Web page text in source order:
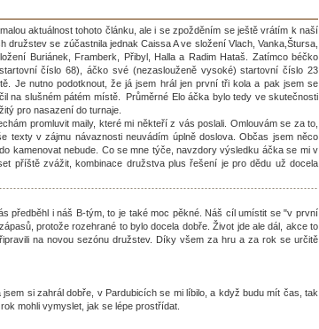
aktuálnost tohoto článku, ale i se zpožděním se ještě vrátím k naší
se zúčastnila jednak Caissa A ve složení Vlach, Vanka,Štursa,
Buriánek, Framberk, Přibyl, Halla a Radim Hataš. Zatímco béčko
číslo 68), áčko své (nezaslouženě vysoké) startovní číslo 23
Je nutno podotknout, že já jsem hrál jen první tři kola a pak jsem se
na slušném pátém místě. Průměrné Elo áčka bylo tedy ve skutečnosti
pro nasazení do turnaje.
promluvit maily, které mi někteří z vás poslali. Omlouvám se za to,
texty v zájmu návaznosti neuvádím úplně doslova. Občas jsem něco
kamenovat nebude. Co se mne týče, navzdory výsledku áčka se mi v
příště zvážit, kombinace družstva plus řešení je pro dědu už docela
předběhl i náš B-tým, to je také moc pěkné. Náš cíl umístit se "v první
protože rozehrané to bylo docela dobře. Život jde ale dál, akce to
na novou sezónu družstev. Díky všem za hru a za rok se určitě
si zahrál dobře, v Pardubicích se mi líbilo, a když budu mít čas, tak
mohli vymyslet, jak se lépe prostřídat.